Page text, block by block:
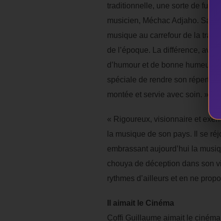
traditionnelle, une sorte de
musicien, Méchac Adjaho. Sa
musique au carrefour de la
de l’époque. La différence,
d’humour et de bonne humeur.
spéciale de rendre son
montée et servie avec soin. »
« Rigoureux, visionnaire et
la musique de son pays. Il se
embrassant aujourd’hui la
chouya de déception dans son
rythmes d’ailleurs et en ne
Il aimait le Cinéma
Coffi Guillaume aimait le